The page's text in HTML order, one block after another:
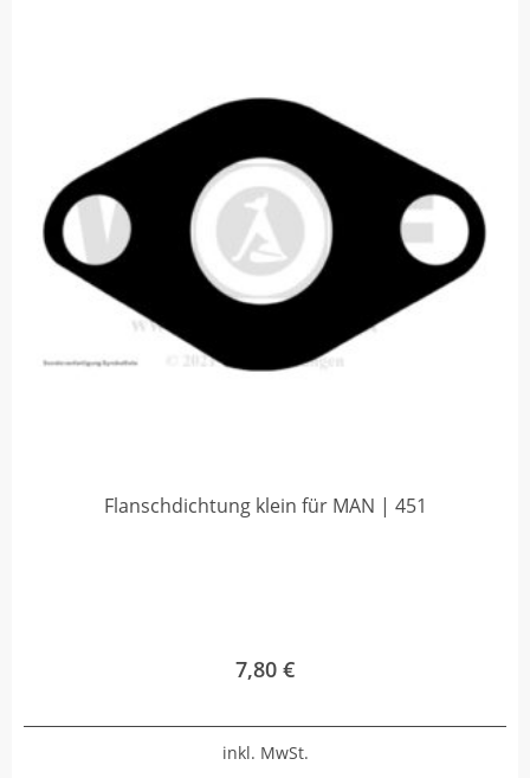
Flanschdichtung klein für MAN | 451
7,80 €
inkl. MwSt.